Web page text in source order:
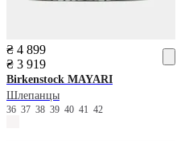
₴ 4 899
₴ 3 919
Birkenstock MAYARI
Шлепанцы
36 37 38 39 40 41 42